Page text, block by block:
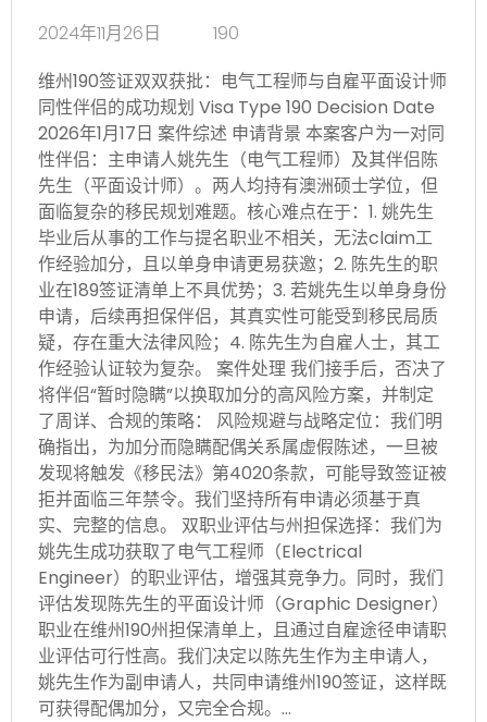
2024年11月26日
190
维州190签证双双获批：电气工程师与自雇平面设计师
同性伴侣的成功规划 Visa Type 190 Decision Date
2026年1月17日 案件综述 申请背景 本案客户为一对同
性伴侣：主申请人姚先生（电气工程师）及其伴侣陈
先生（平面设计师）。两人均持有澳洲硕士学位，但
面临复杂的移民规划难题。核心难点在于：1. 姚先生
毕业后从事的工作与提名职业不相关，无法claim工
作经验加分，且以单身申请更易获邀；2. 陈先生的职
业在189签证清单上不具优势；3. 若姚先生以单身身份
申请，后续再担保伴侣，其真实性可能受到移民局质
疑，存在重大法律风险；4. 陈先生为自雇人士，其工
作经验认证较为复杂。 案件处理 我们接手后，否决了
将伴侣“暂时隐瞒”以换取加分的高风险方案，并制定
了周详、合规的策略： 风险规避与战略定位：我们明
确指出，为加分而隐瞒配偶关系属虚假陈述，一旦被
发现将触发《移民法》第4020条款，可能导致签证被
拒并面临三年禁令。我们坚持所有申请必须基于真
实、完整的信息。 双职业评估与州担保选择：我们为
姚先生成功获取了电气工程师（Electrical
Engineer）的职业评估，增强其竞争力。同时，我们
评估发现陈先生的平面设计师（Graphic Designer）
职业在维州190州担保清单上，且通过自雇途径申请职
业评估可行性高。我们决定以陈先生作为主申请人，
姚先生作为副申请人，共同申请维州190签证，这样既
可获得配偶加分，又完全合规。…